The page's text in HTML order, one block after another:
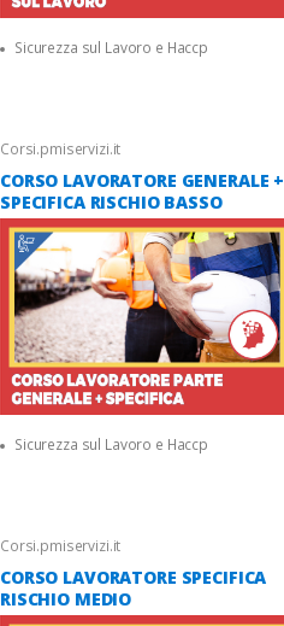
Sicurezza sul Lavoro e Haccp
Corsi.pmiservizi.it
CORSO LAVORATORE GENERALE +
SPECIFICA RISCHIO BASSO
Sicurezza sul Lavoro e Haccp
Corsi.pmiservizi.it
CORSO LAVORATORE SPECIFICA
RISCHIO MEDIO